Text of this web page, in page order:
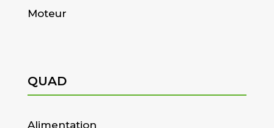
Moteur
QUAD
Alimentation